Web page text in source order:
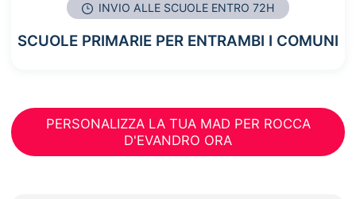
INVIO ALLE SCUOLE ENTRO 72H
SCUOLE PRIMARIE PER ENTRAMBI I COMUNI
PERSONALIZZA LA TUA MAD PER ROCCA
D'EVANDRO ORA